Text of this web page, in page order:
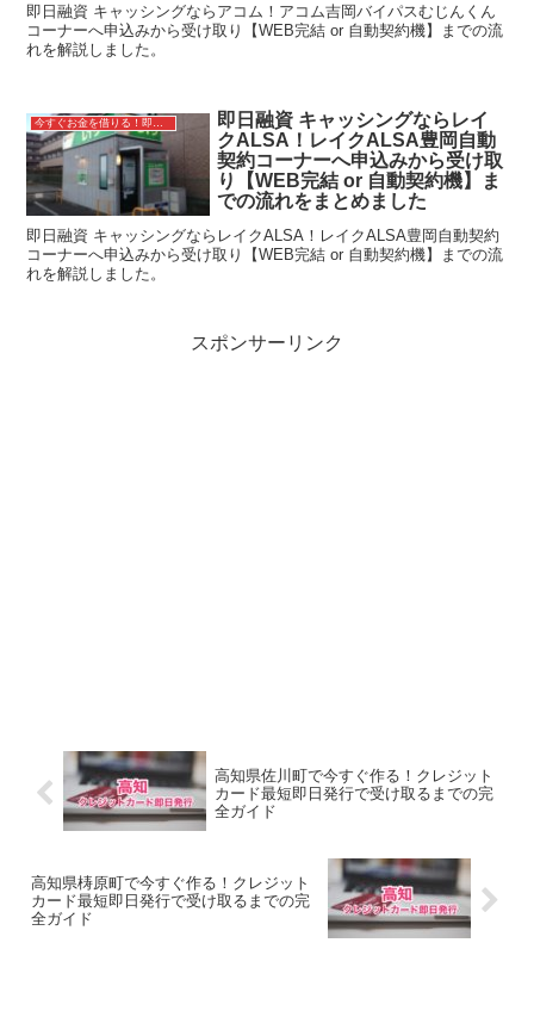
即日融資 キャッシングならアコム！アコム吉岡バイパスむじんくん
コーナーへ申込みから受け取り【WEB完結 or 自動契約機】までの流
れを解説しました。
今すぐお金を借りる！即日融資キャッシング
即日融資 キャッシングならレイ
クALSA！レイクALSA豊岡自動
契約コーナーへ申込みから受け取
り【WEB完結 or 自動契約機】ま
での流れをまとめました
即日融資 キャッシングならレイクALSA！レイクALSA豊岡自動契約
コーナーへ申込みから受け取り【WEB完結 or 自動契約機】までの流
れを解説しました。
スポンサーリンク
高知県佐川町で今すぐ作る！クレジット
カード最短即日発行で受け取るまでの完
全ガイド
高知県梼原町で今すぐ作る！クレジット
カード最短即日発行で受け取るまでの完
全ガイド